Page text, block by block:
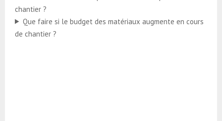
chantier ?
Que faire si le budget des matériaux augmente en cours
de chantier ?